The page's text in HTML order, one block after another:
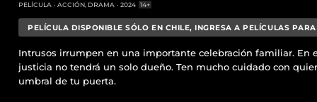
PELÍCULA ACCIÓN, DRAMA 2024 14+
PELÍCULA DISPONIBLE SÓLO EN CHILE, INGRESA A PELÍCULAS
Intrusos irrumpen en una importante celebración familiar. En
justicia no tendrá un solo dueño. Ten mucho cuidado con
umbral de tu puerta.